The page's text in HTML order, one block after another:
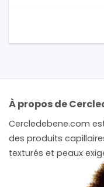
À propos de
Cercledebene.com
des produits
texturés et peaux